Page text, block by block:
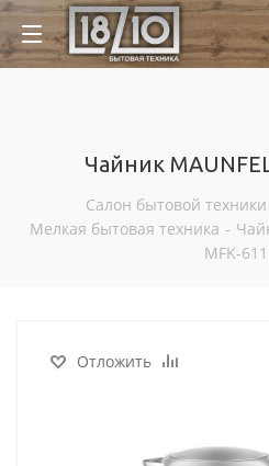
Чайник
Салон бытовой
Мелкая бытовая техника -
MFK-
Отложить